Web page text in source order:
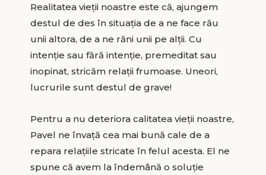
Realitatea vieții noastre este că, ajungem
destul de des în situația de a ne face rău
unii altora, de a ne răni unii pe alții. Cu
intenție sau fără intenție, premeditat sau
inopinat, stricăm relații frumoase. Uneori,
lucrurile sunt destul de grave!
Pentru a nu deteriora calitatea vieții noastre,
Pavel ne învață cea mai bună cale de a
repara relațiile stricate în felul acesta. El ne
spune că avem la îndemână o soluție